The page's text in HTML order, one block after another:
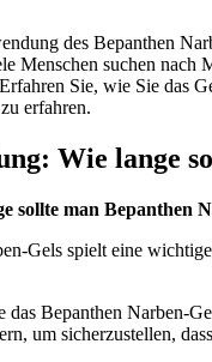
des Bepanthen
Menschen suchen
Sie, wie Sie das
erfahren.
Wie lange
sollte man Bepanthen
Gels spielt eine
Bepanthen Narben-
um sicherzustellen,